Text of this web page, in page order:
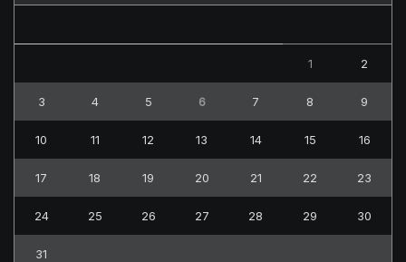
1 2
3 4 5 6 7 8 9
10 11 12 13 14 15 16
17 18 19 20 21 22 23
24 25 26 27 28 29 30
31